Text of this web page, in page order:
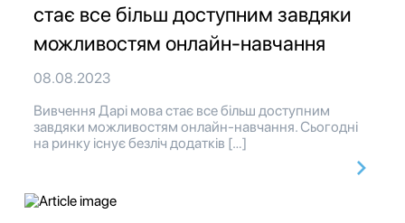
стає все більш доступним завдяки
можливостям онлайн-навчання
08.08.2023
Вивчення Дарі мова стає все більш доступним
завдяки можливостям онлайн-навчання. Сьогодні
на ринку існує безліч додатків […]